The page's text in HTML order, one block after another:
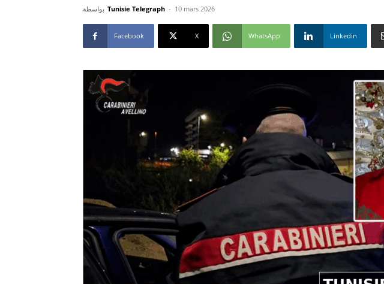
بواسطة Tunisie Telegraph - 10 mars 2026
Facebook X WhatsApp Linkedin